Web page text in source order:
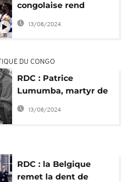
congolaise rend
hommage à Patrice
13/08/2024
DU CONGO
RDC : Patrice
Lumumba, martyr de
l'indépendance
13/08/2024
RDC : la Belgique
remet la dent de